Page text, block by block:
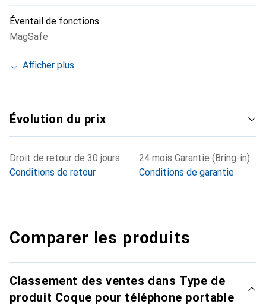
Éventail de fonctions
MagSafe
Afficher plus
Évolution du prix
Droit de retour de 30 jours
Conditions de retour
24 mois Garantie (Bring-in)
Conditions de garantie
Comparer les produits
Classement des ventes dans Type de
produit Coque pour téléphone portable